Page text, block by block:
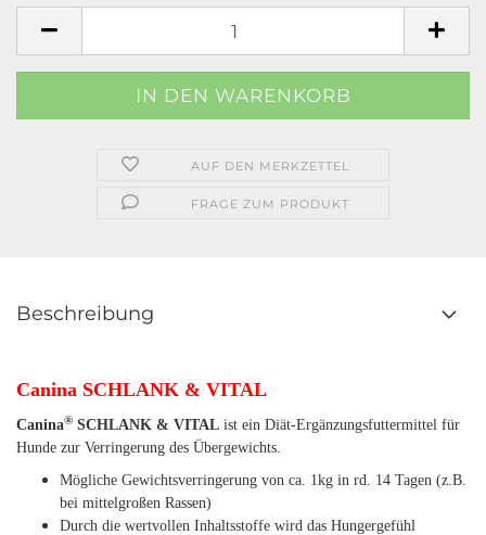
AUF DEN MERKZETTEL
FRAGE ZUM PRODUKT
Beschreibung
Canina SCHLANK & VITAL
Canina® SCHLANK & VITAL ist ein Diät-Ergänzungsfuttermittel für
Hunde zur Verringerung des Übergewichts.
Mögliche Gewichtsverringerung von ca. 1kg in rd. 14 Tagen (z.B.
bei mittelgroßen Rassen)
Durch die wertvollen Inhaltsstoffe wird das Hungergefühl